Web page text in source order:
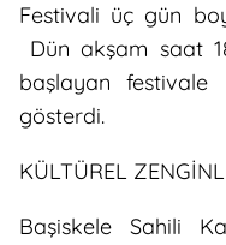
Festivali üç gün
Dün akşam saat
başlayan
gösterdi.
KÜLTÜREL
Başiskele Sahili